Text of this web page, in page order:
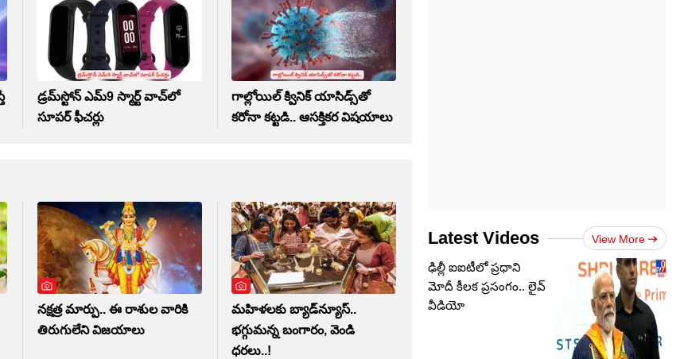
డ్రమ్‌స్టోన్ ఎమ్9 స్మార్ట్ వాచ్‌లో
సూపర్ ఫీచర్లు
గాల్లోయిల్ క్వినిక్ యాసిడ్స్‌తో
కరోనా కట్టడి.. ఆసక్తికర విషయాలు
నక్షత్ర మార్పు.. ఈ రాశుల వారికి
తిరుగులేని విజయాలు
మహిళలకు బ్యాడ్‌న్యూస్‌..
భగ్గుమన్న బంగారం, వెండి
ధరలు..!
Latest Videos View More
ఢిల్లీ ఐఐటీలో ప్రధాని
మోదీ కీలక ప్రసంగం.. లైవ్
వీడియో